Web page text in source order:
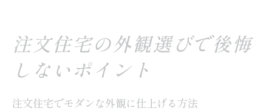
注文住宅の外観選びで後悔
しないポイント
注文住宅でモダンな外観に仕上げる方法